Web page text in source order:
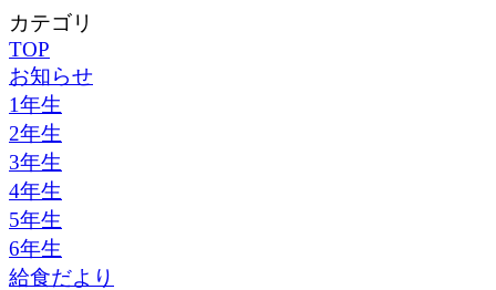
カテゴリ
TOP
お知らせ
1年生
2年生
3年生
4年生
5年生
6年生
給食だより